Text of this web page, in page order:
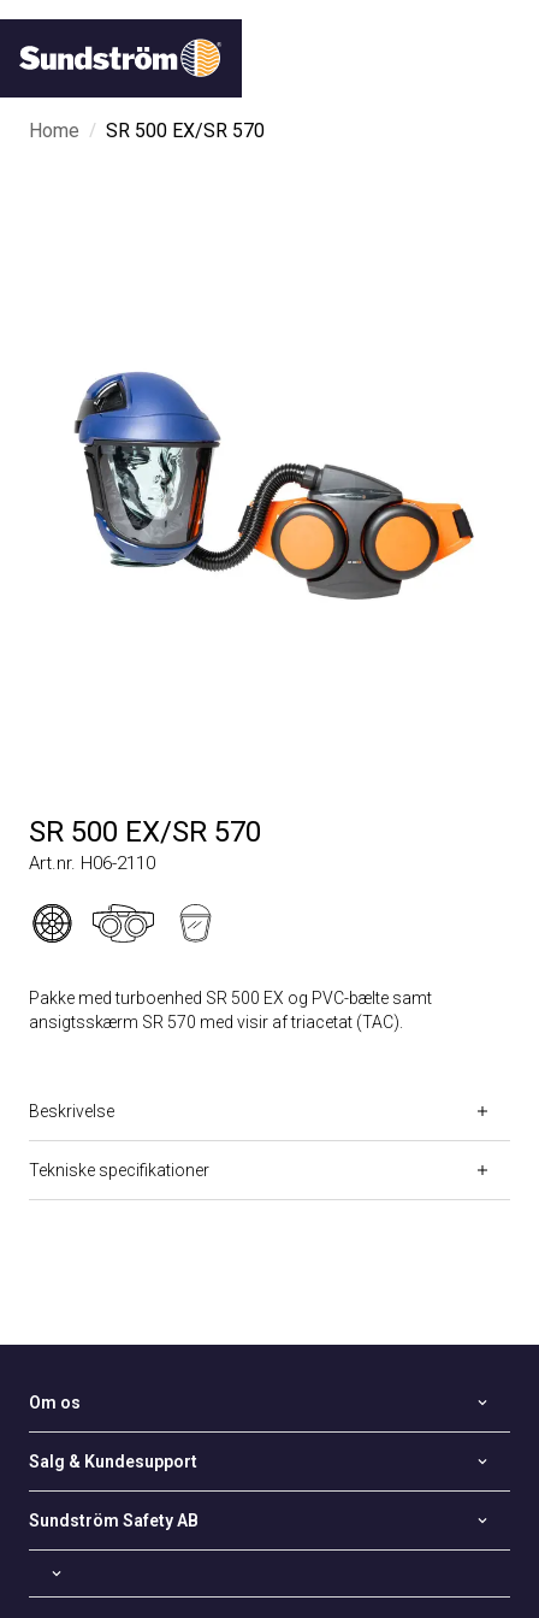
Home / SR 500 EX/SR 570
SR 500 EX/SR 570
Art.nr. H06-2110
Pakke med turboenhed SR 500 EX og PVC-bælte samt
ansigtsskærm SR 570 med visir af triacetat (TAC).
Beskrivelse
Tekniske specifikationer
Om os
Salg & Kundesupport
Sundström Safety AB